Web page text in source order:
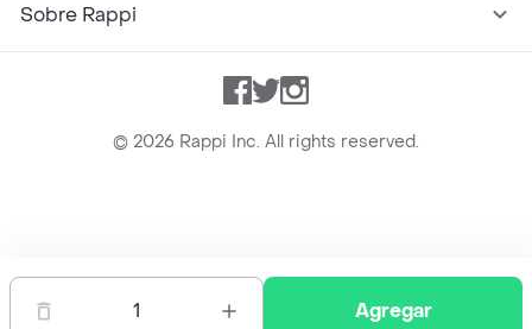
1 Agregar
Sobre Rappi
Facebook
TwitterInstagram
© 2026 Rappi Inc. All rights reserved.